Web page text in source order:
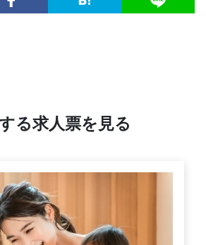
る求人票を見る